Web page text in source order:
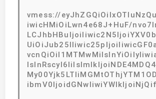
vmess://
iwicHMiOiLwn4e68J+HuF/